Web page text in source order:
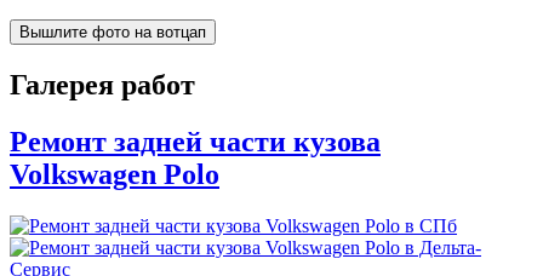
Вышлите фото на вотцап
Галерея работ
Ремонт задней части кузова
Volkswagen Polo